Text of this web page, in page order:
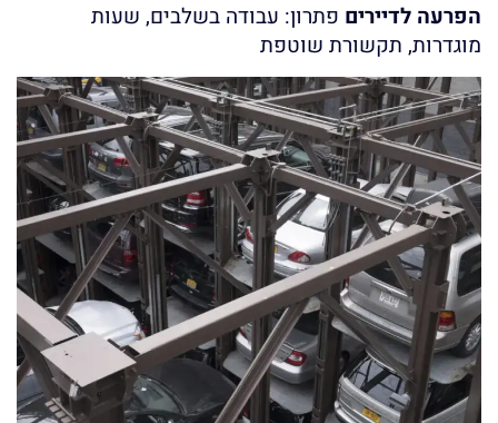
הפרעה לדיירים פתרון: עבודה בשלבים, שעות
מוגדרות, תקשורת שוטפת